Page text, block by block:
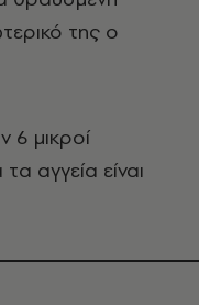
της ο
6 μικροί
αγγεία είναι